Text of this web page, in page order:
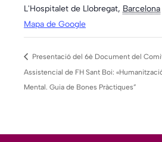
L'Hospitalet de Llobregat, Barcelona
Mapa de Google
Presentació del 6è Document del
Assistencial de FH Sant Boi:
Mental. Guia de Bones Pràctiques”